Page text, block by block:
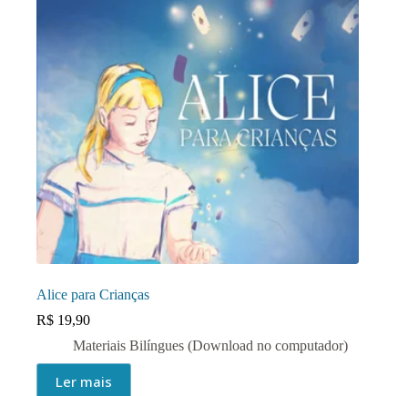
Alice para Crianças
R$ 19,90
Materiais Bilíngues (Download no computador)
Ler mais